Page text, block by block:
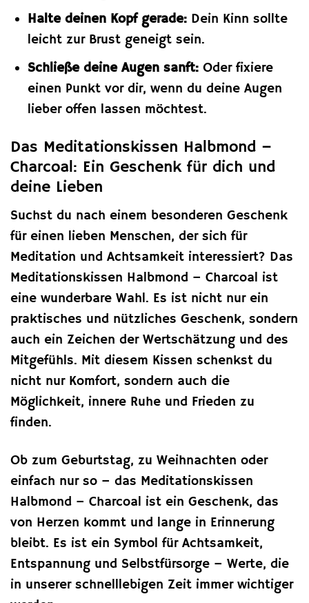
Halte deinen Kopf gerade:Dein Kinn sollte
leicht zur Brust geneigt sein.
Schließe deine Augen sanft:Oder fixiere
einen Punkt vor dir, wenn du deine Augen
lieber offen lassen möchtest.
Das Meditationskissen Halbmond –
Charcoal: Ein Geschenk für dich und
deine Lieben
Suchst du nach einem besonderen Geschenk
für einen lieben Menschen, der sich für
Meditation und Achtsamkeit interessiert? Das
Meditationskissen Halbmond – Charcoal ist
eine wunderbare Wahl. Es ist nicht nur ein
praktisches und nützliches Geschenk, sondern
auch ein Zeichen der Wertschätzung und des
Mitgefühls. Mit diesem Kissen schenkst du
nicht nur Komfort, sondern auch die
Möglichkeit, innere Ruhe und Frieden zu
finden.
Ob zum Geburtstag, zu Weihnachten oder
einfach nur so – das Meditationskissen
Halbmond – Charcoal ist ein Geschenk, das
von Herzen kommt und lange in Erinnerung
bleibt. Es ist ein Symbol für Achtsamkeit,
Entspannung und Selbstfürsorge – Werte, die
in unserer schnelllebigen Zeit immer wichtiger